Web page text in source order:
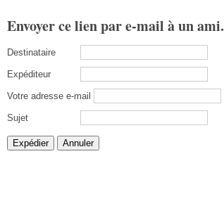
Envoyer ce lien par e-mail à un ami.
Destinataire
Expéditeur
Votre adresse e-mail
Sujet
Expédier Annuler